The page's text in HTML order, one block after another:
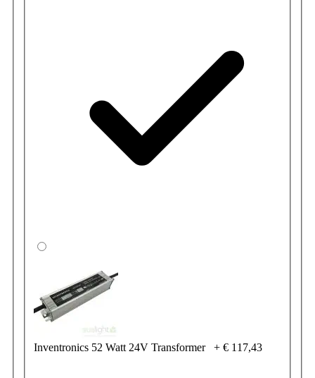
Inventronics 52 Watt 24V Transformer + € 117,43